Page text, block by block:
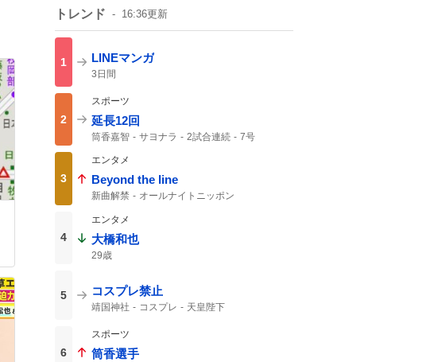
トレンド 16:36更新
1 LINEマンガ
3日間
2
スポーツ
延長12回
筒香嘉智 サヨナラ 2試合連続
7号
3
エンタメ
Beyond the line
新曲解禁
オールナイトニッポン
4
エンタメ
大橋和也
29歳
5 コスプレ禁止
靖国神社 コスプレ 天皇陛下
6
スポーツ
筒香選手